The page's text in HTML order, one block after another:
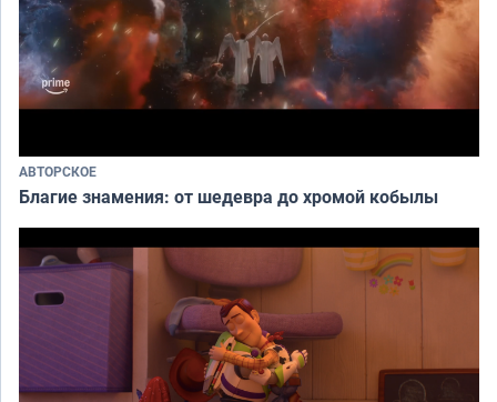
АВТОРСКОЕ
Благие знамения: от шедевра до хромой кобылы